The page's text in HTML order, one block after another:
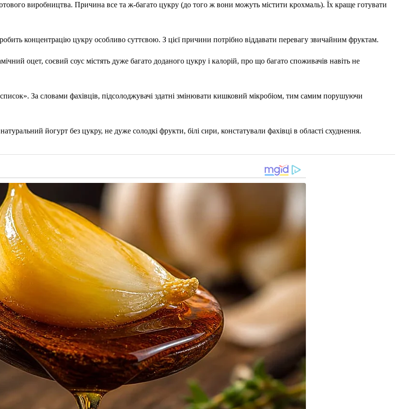
виробництва. Причина все та ж-багато цукру (до того ж вони можуть містити крохмаль). Їх краще готувати
концентрацію цукру особливо суттєвою. З цієї причини потрібно віддавати перевагу звичайним фруктам.
оцет, соєвий соус містять дуже багато доданого цукру і калорій, про що багато споживачів навіть не
За словами фахівців, підсолоджувачі здатні змінювати кишковий мікробіом, тим самим порушуючи
йогурт без цукру, не дуже солодкі фрукти, білі сири, констатували фахівці в області схуднення.